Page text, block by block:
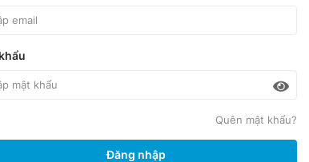
Quên mật khẩu?
Đăng nhập